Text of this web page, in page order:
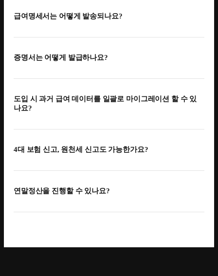
하는 경우에는 flex의 근무기록의 데이터를 기반으로
급여대장이 자동으로 생성되며, 내려받을 수 있을 뿐 아니라
급여명세서는 어떻게 발송되나요?
해당 시간에 맞춰 알림이 발송되며, 구성원은 flex 웹과
최신 근로기준법과 행정해석을 반영한 표준 버전의
설정에서 숨길 수 있습니다.
증명서는 어떻게 발급하나요?
메뉴에서 직접 근로소득 원천징수부, 근로소득
원천징수영수증을 발급받을 수 있습니다. 물론 담당자 또는
발급하는 것 또한 가능합니다.
도입 시 과거 급여 데이터를 일괄로 마이그레이션 할 수 있
나요?
정리만 하면 10년치 급여내역 이관도 한번에 끝낼 수
4대 보험 신고, 원천세 신고도 가능한가요?
신청하실 경우 신고 대행까지 진행해드립니다.
매월 원천징수이행상황신고, 지방세특별징수신고, 반기/
연말정산을 진행할 수 있나요?